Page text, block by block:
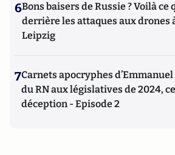
6Bons baisers de Russie ? Voilà ce
derrière les attaques aux drones
Leipzig
7Carnets apocryphes d’Emmanuel
du RN aux législatives de 2024,
déception - Episode 2